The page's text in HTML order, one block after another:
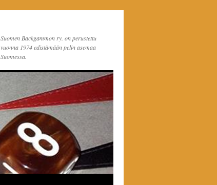
Suomen Backgammon ry. on perustettu
vuonna 1974 edistämään pelin asemaa
Suomessa.